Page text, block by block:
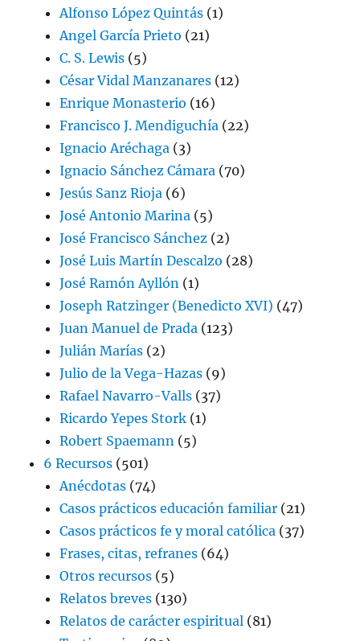
Alfonso López Quintás (1)
Angel García Prieto (21)
C. S. Lewis (5)
César Vidal Manzanares (12)
Enrique Monasterio (16)
Francisco J. Mendiguchía (22)
Ignacio Aréchaga (3)
Ignacio Sánchez Cámara (70)
Jesús Sanz Rioja (6)
José Antonio Marina (5)
José Francisco Sánchez (2)
José Luis Martín Descalzo (28)
José Ramón Ayllón (1)
Joseph Ratzinger (Benedicto XVI) (47)
Juan Manuel de Prada (123)
Julián Marías (2)
Julio de la Vega-Hazas (9)
Rafael Navarro-Valls (37)
Ricardo Yepes Stork (1)
Robert Spaemann (5)
6 Recursos (501)
Anécdotas (74)
Casos prácticos educación familiar (21)
Casos prácticos fe y moral católica (37)
Frases, citas, refranes (64)
Otros recursos (5)
Relatos breves (130)
Relatos de carácter espiritual (81)